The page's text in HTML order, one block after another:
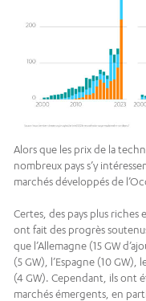
Alors que les prix de la
nombreux pays s’y
marchés développés de
Certes, des pays plus
ont fait des progrès
que l’Allemagne (15 GW
(5 GW), l’Espagne (10 GW),
(4 GW). Cependant, ils ont
marchés émergents, en